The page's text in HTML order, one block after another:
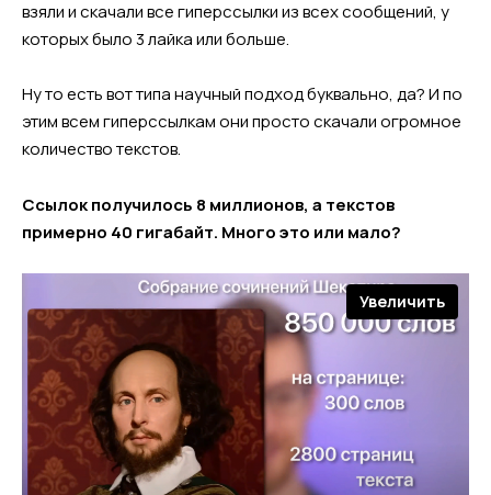
взяли и скачали все гиперссылки из всех сообщений, у
которых было 3 лайка или больше.
Ну то есть вот типа научный подход буквально, да? И по
этим всем гиперссылкам они просто скачали огромное
количество текстов.
Ссылок получилось 8 миллионов, а текстов
примерно 40 гигабайт. Много это или мало?
Увеличить